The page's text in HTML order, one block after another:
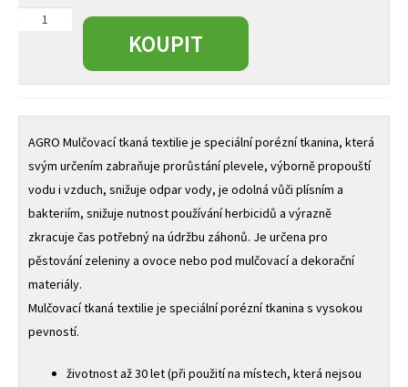
Agro
balík
2x5
množství
KOUPIT
AGRO Mulčovací tkaná textilie je speciální porézní tkanina, která
svým určením zabraňuje prorůstání plevele, výborně propouští
vodu i vzduch, snižuje odpar vody, je odolná vůči plísním a
bakteriím, snižuje nutnost používání herbicidů a výrazně
zkracuje čas potřebný na údržbu záhonů. Je určena pro
pěstování zeleniny a ovoce nebo pod mulčovací a dekorační
materiály.
Mulčovací tkaná textilie je speciální porézní tkanina s vysokou
pevností.
životnost až 30 let (při použití na místech, která nejsou